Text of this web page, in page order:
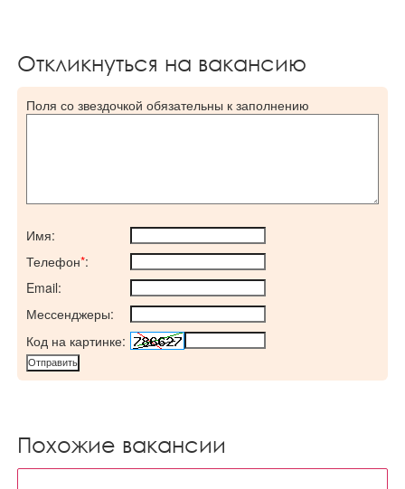
Откликнуться на вакансию
Поля со звездочкой обязательны к заполнению
Имя:
Телефон*:
Email:
Мессенджеры:
Код на картинке:
Похожие вакансии